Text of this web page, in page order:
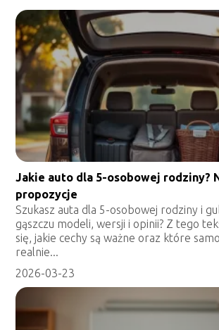
Jakie auto dla 5-osobowej rodziny?
propozycje
Szukasz auta dla 5-osobowej rodziny i
gąszczu modeli, wersji i opinii? Z tego
się, jakie cechy są ważne oraz które
realnie...
2026-03-23